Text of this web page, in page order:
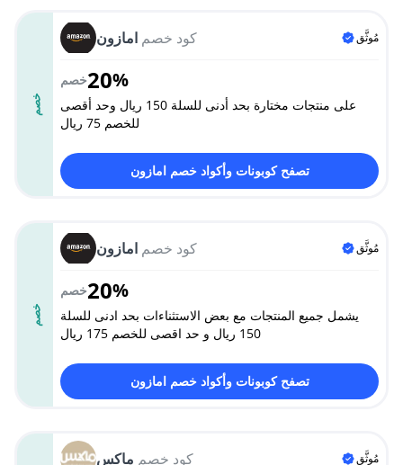
خصم
كود خصم امازون مُوثَّق
خصم20%
على منتجات مختارة بحد أدنى للسلة 150 ريال وحد أقصى
للخصم 75 ريال
تصفح كوبونات وأكواد خصم امازون
خصم
كود خصم امازون مُوثَّق
خصم20%
يشمل جميع المنتجات مع بعض الاستثناءات بحد ادنى للسلة
150 ريال و حد اقصى للخصم 175 ريال
تصفح كوبونات وأكواد خصم امازون
كود خصم ماكس مُوثَّق